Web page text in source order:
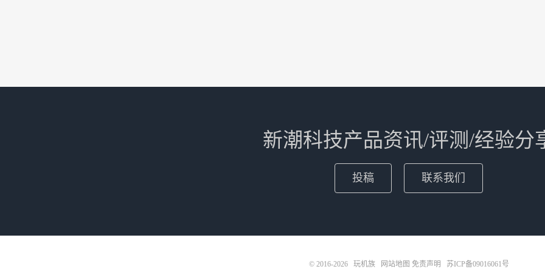
新潮科技产品资讯/评测/经验分
投稿 联系我们
© 2016-2026 玩机族 网站地图 免责声明 苏ICP备09016061号